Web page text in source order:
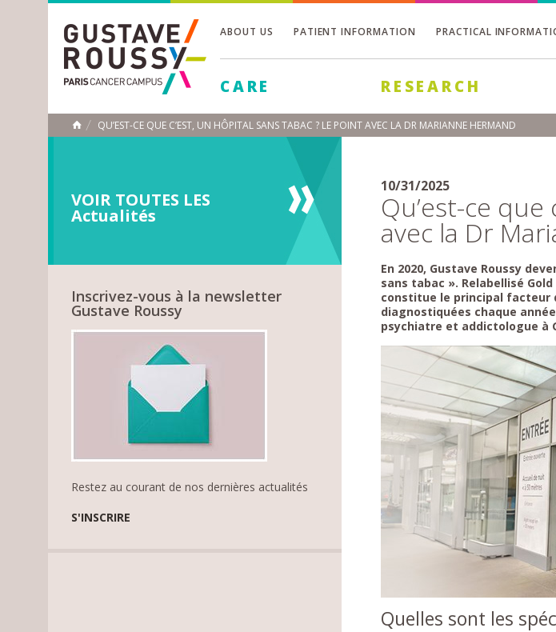
ABOUT US PATIENT INFORMATION PRACTICAL
CARE RESEARCH
HOME
QU’EST-CE QUE C’EST, UN HÔPITAL SANS TABAC ? LE POINT AVEC LA DR MARIANNE HERMAND
VOIR TOUTES LES
Actualités
Inscrivez-vous à la newsletter
Gustave Roussy
Restez au courant de nos dernières actualités
S'INSCRIRE
10/31/2025
Qu’est-ce
avec la Dr
En 2020, Gustave Roussy
sans tabac ». Relabellisé
constitue le principal facteur
diagnostiquées chaque
psychiatre et addictologue à
Quelles sont les